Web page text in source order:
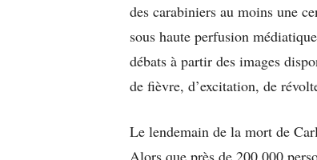
des carabiniers au moins une
sous haute perfusion
débats à partir des images
de fièvre, d’excitation, de
Le lendemain de la mort de
Alors que près de 200 000